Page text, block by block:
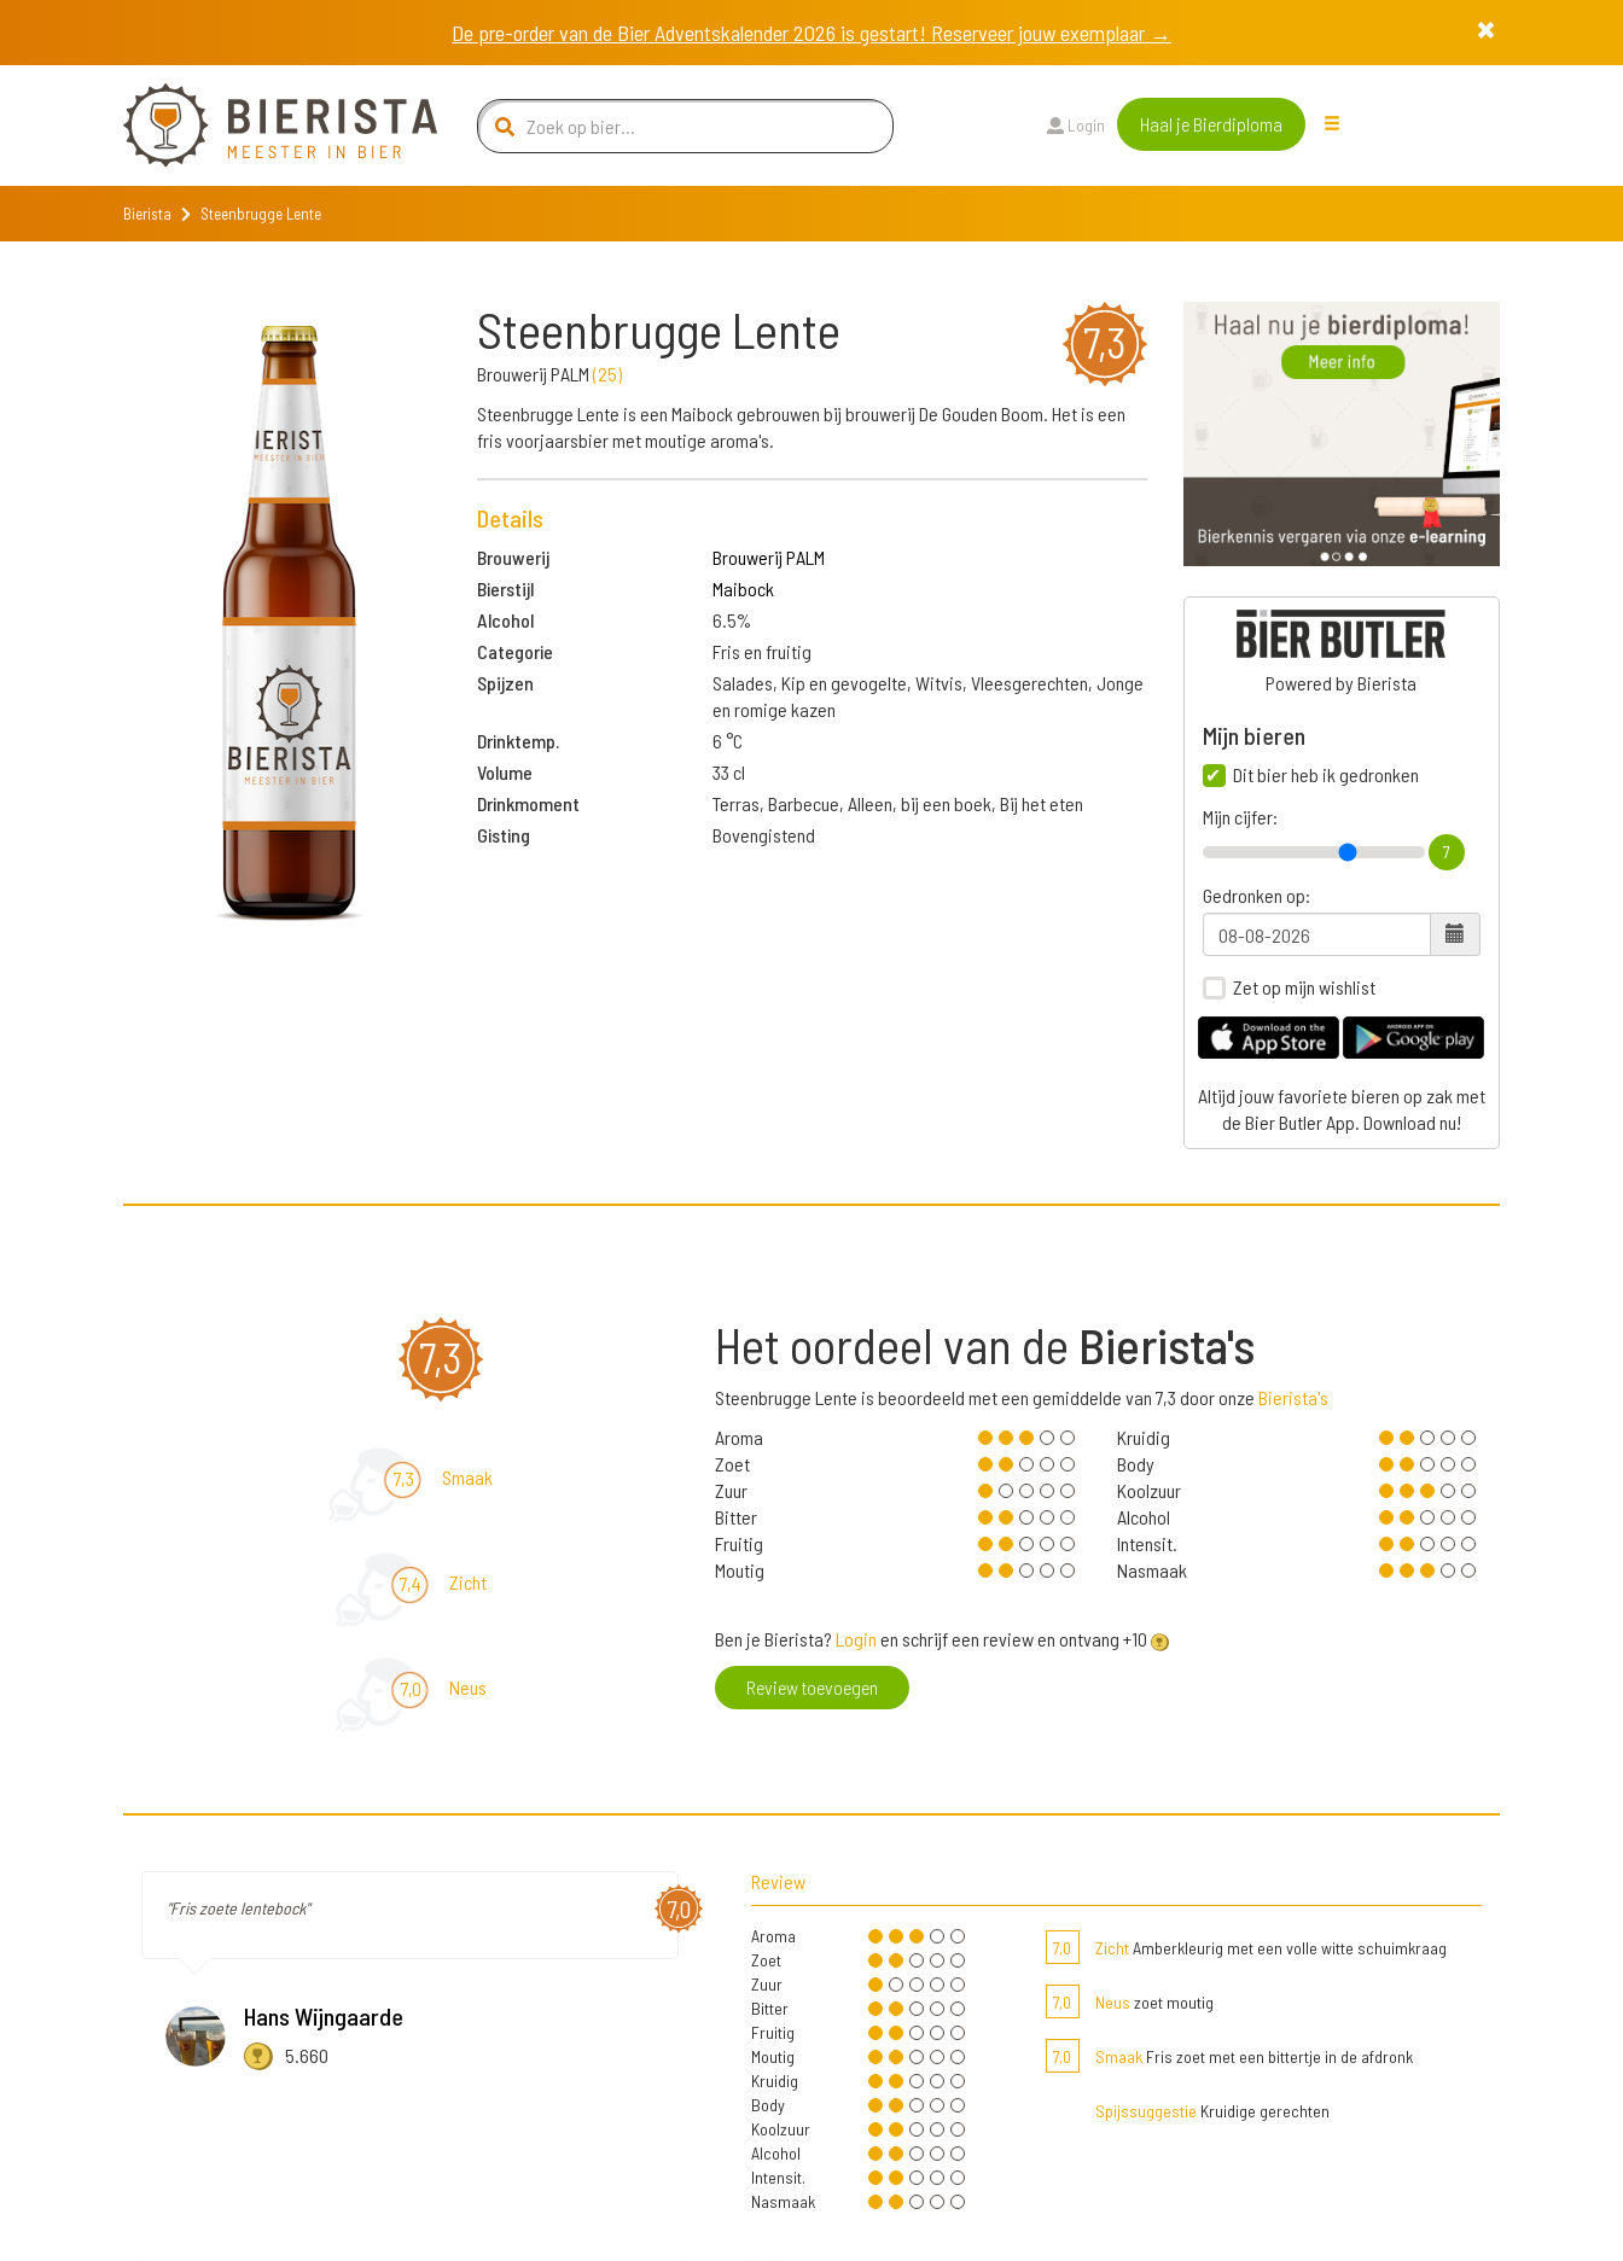
De pre-order van de Bier Adventskalender 2026 is gestart! Reserveer jouw exemplaar →
Login Haal je Bierdiploma
Bierista Steenbrugge Lente
7,3
Steenbrugge Lente
Brouwerij PALM(25)
Steenbrugge Lente is een Maibock gebrouwen bij brouwerij De Gouden Boom. Het is een
fris voorjaarsbier met moutige aroma's.
Details
Brouwerij
Brouwerij PALM
Bierstijl
Maibock
Alcohol
6.5%
Categorie
Fris en fruitig
Spijzen
Salades, Kip en gevogelte, Witvis, Vleesgerechten, Jonge
en romige kazen
Drinktemp.
6 °C
Volume
33 cl
Drinkmoment
Terras, Barbecue, Alleen, bij een boek, Bij het eten
Gisting
Bovengistend
Powered by Bierista
Mijn bieren
Dit bier heb ik gedronken
Mijn cijfer:
7
Gedronken op:
Zet op mijn wishlist
Altijd jouw favoriete bieren op zak met
de Bier Butler App. Download nu!
7,3
7,3 Smaak
7,4 Zicht
7,0 Neus
Het oordeel van de Bierista's
Steenbrugge Lente is beoordeeld met een gemiddelde van 7,3 door onze Bierista's
Aroma
Zoet
Zuur
Bitter
Fruitig
Moutig
Kruidig
Body
Koolzuur
Alcohol
Intensit.
Nasmaak
Ben je Bierista? Login en schrijf een review en ontvang +10
Review toevoegen
7,0
"Fris zoete lentebock"
Hans Wijngaarde
5.660
Review
Aroma
Zoet
Zuur
Bitter
Fruitig
Moutig
Kruidig
Body
Koolzuur
Alcohol
Intensit.
Nasmaak
7,0 ZichtAmberkleurig met een volle witte schuimkraag
7,0 Neus zoet moutig
7,0 SmaakFris zoet met een bittertje in de afdronk
Spijssuggestie Kruidige gerechten